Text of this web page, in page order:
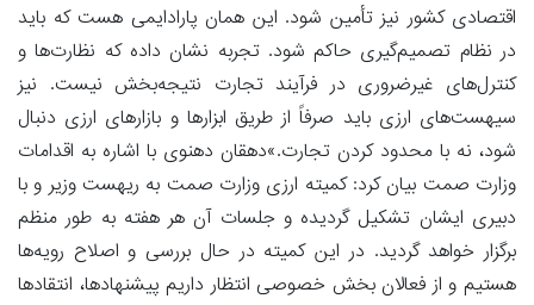
اقتصادی کشور نیز تأمین شود. این همان پارادایمی هست که باید
در نظام تصمیم‌گیری حاکم شود. تجربه نشان داده که نظارت‌ها و
کنترل‌های غیرضروری در فرآیند تجارت نتیجه‌بخش نیست. نیز
سیهست‌های ارزی باید صرفاً از طریق ابزارها و بازارهای ارزی دنبال
شود، نه با محدود کردن تجارت.»دهقان دهنوی با اشاره به اقدامات
وزارت صمت بیان کرد: کمیته ارزی وزارت صمت به ریهست وزیر و با
دبیری ایشان تشکیل گردیده و جلسات آن هر هفته به طور منظم
برگزار خواهد گردید. در این کمیته در حال بررسی و اصلاح رویه‌ها
هستیم و از فعالان بخش خصوصی انتظار داریم پیشنهادها، انتقادها